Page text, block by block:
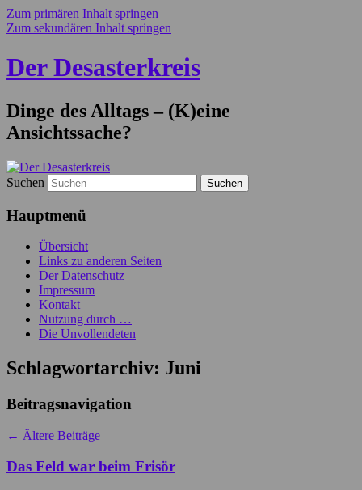
Zum primären Inhalt springen
Zum sekundären Inhalt springen
Der Desasterkreis
Dinge des Alltags – (K)eine
Ansichtssache?
Suchen
Hauptmenü
Übersicht
Links zu anderen Seiten
Der Datenschutz
Impressum
Kontakt
Nutzung durch …
Die Unvollendeten
Schlagwortarchiv: Juni
Beitragsnavigation
← Ältere Beiträge
Das Feld war beim Frisör